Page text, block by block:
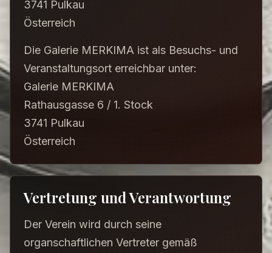
3741 Pulkau
Österreich
Die Galerie MERKIMA ist als Besuchs- und
Veranstaltungsort erreichbar unter:
Galerie MERKIMA
Rathausgasse 6 / 1. Stock
3741 Pulkau
Österreich
Vertretung und Verantwortung
Der Verein wird durch seine
organschaftlichen Vertreter gemäß